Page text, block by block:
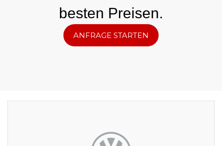
besten Preisen.
ANFRAGE STARTEN